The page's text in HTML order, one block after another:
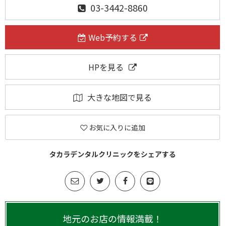
03-3442-8860
Web予約する
HPを見る
大きな地図で見る
お気に入りに追加
タカラデンタルクリニックをシェアする
地元のお店の情報満載！